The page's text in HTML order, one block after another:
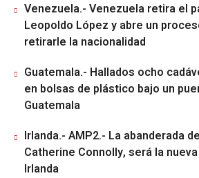
Venezuela.- Venezuela retira el
Leopoldo López y abre un
retirarle la nacionalidad
Guatemala.- Hallados ocho
en bolsas de plástico bajo un
Guatemala
Irlanda.- AMP2.- La abanderada
Catherine Connolly, será la
Irlanda